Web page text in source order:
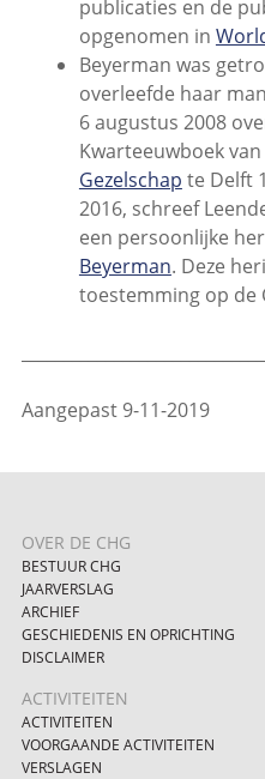
publicaties en de
opgenomen in
Beyerman was
overleefde haar
6 augustus 2008
Kwarteeuwboek
Gezelschap te Delft
2016, schreef
een persoonlijke
Beyerman. Deze
toestemming op de
Aangepast 9-11-2019
OVER DE CHG
BESTUUR CHG
JAARVERSLAG
ARCHIEF
GESCHIEDENIS EN OPRICHTING
DISCLAIMER
ACTIVITEITEN
ACTIVITEITEN
VOORGAANDE ACTIVITEITEN
VERSLAGEN